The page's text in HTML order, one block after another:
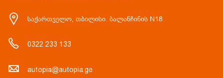
საქართველო, თბილისი. ბალანჩინის N18
0322 233 133
autopia@autopia.ge